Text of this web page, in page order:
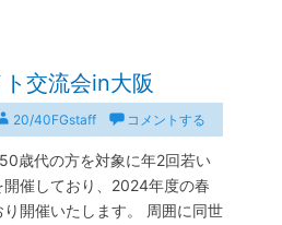
交流会in大阪
20/40FGstaff コメントする
歳代の方を対象に年2回若い
催しており、2024年度の春
開催いたします。 周囲に同世